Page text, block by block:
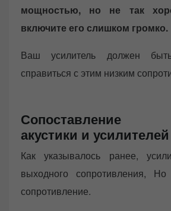
мощностью, но не так
включите его слишком громко.
Ваш усилитель должен
справиться с этим низким
Сопоставление
акустики и усилителей
Как указывалось ранее,
выходного сопротивления, Но
сопротивление.